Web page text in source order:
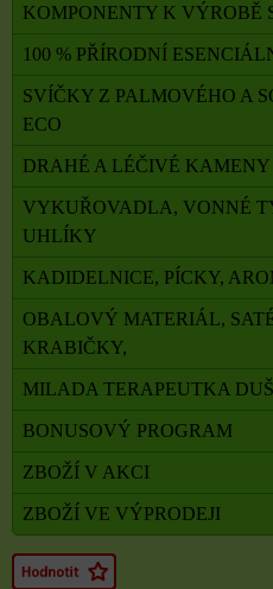
KOMPONENTY K VÝROBĚ
100 % PŘÍRODNÍ
SVÍČKY Z PALMOVÉHO A
ECO
DRAHÉ A LÉČIVÉ KAMENY
VYKUŘOVADLA, VONNÉ
UHLÍKY
KADIDELNICE, PÍCKY,
OBALOVÝ MATERIÁL,
KRABIČKY,
MILADA TERAPEUTKA
BONUSOVÝ PROGRAM
ZBOŽÍ V AKCI
ZBOŽÍ VE VÝPRODEJI